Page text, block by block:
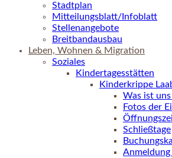
Stadtplan
Mitteilungsblatt/Infoblatt
Stellenangebote
Breitbandausbau
Leben, Wohnen & Migration
Soziales
Kindertagesstätten
Kinderkrippe
Was ist
Fotos der
Schließtage